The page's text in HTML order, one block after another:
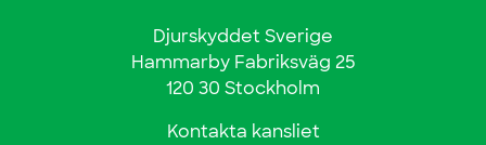
Djurskyddet Sverige
Hammarby Fabriksväg 25
120 30 Stockholm
Kontakta kansliet